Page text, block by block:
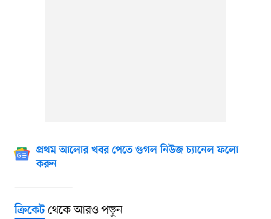
প্রথম আলোর খবর পেতে গুগল নিউজ চ্যানেল ফলো
করুন
ক্রিকেটথেকে আরও পড়ুন